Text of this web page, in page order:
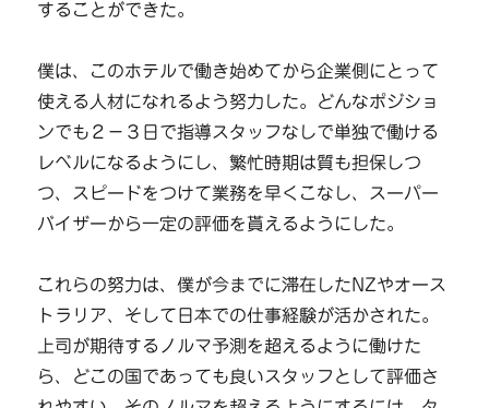
することができた。
僕は、このホテルで働き始めてから企業側にとって
使える人材になれるよう努力した。どんなポジショ
ンでも２−３日で指導スタッフなしで単独で働ける
レベルになるようにし、繁忙時期は質も担保しつ
つ、スピードをつけて業務を早くこなし、スーパー
バイザーから一定の評価を貰えるようにした。
これらの努力は、僕が今までに滞在したNZやオース
トラリア、そして日本での仕事経験が活かされた。
上司が期待するノルマ予測を超えるように働けた
ら、どこの国であっても良いスタッフとして評価さ